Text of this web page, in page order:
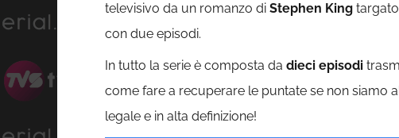
televisivo da un romanzo di Stephen King
con due episodi.
In tutto la serie è composta da dieci episodi
come fare a recuperare le puntate se non siamo
legale e in alta definizione!